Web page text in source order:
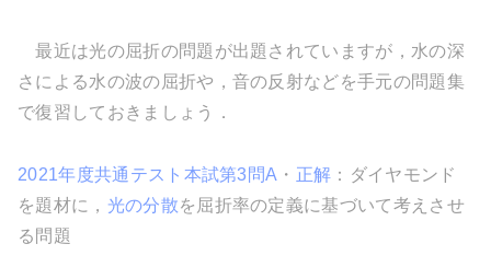
最近は光の屈折の問題が出題されていますが，水の深
さによる水の波の屈折や，音の反射などを手元の問題集
で復習しておきましょう．
2021年度共通テスト本試第3問A ・ 正解 ：ダイヤモンド
を題材に， 光の分散を屈折率の定義に基づいて考えさせ
る問題